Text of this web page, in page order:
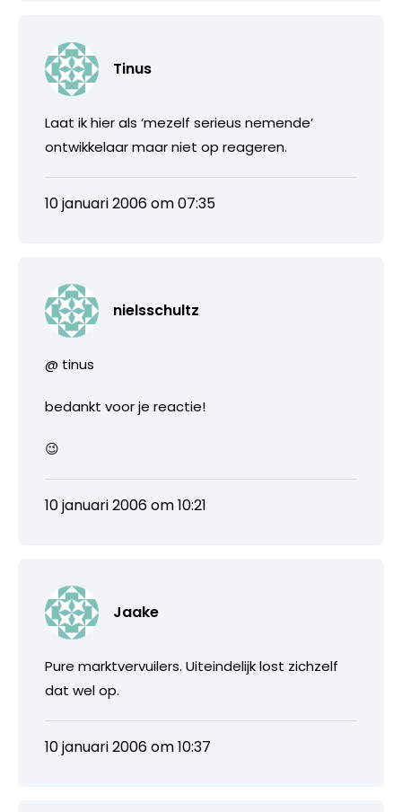
Tinus
Laat ik hier als ‘mezelf serieus nemende’
ontwikkelaar maar niet op reageren.
10 januari 2006 om 07:35
nielsschultz
@ tinus
bedankt voor je reactie!
😉
10 januari 2006 om 10:21
Jaake
Pure marktvervuilers. Uiteindelijk lost zichzelf
dat wel op.
10 januari 2006 om 10:37